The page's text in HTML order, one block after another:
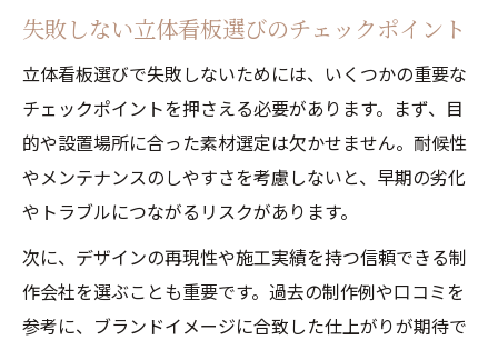
失敗しない立体看板選びのチェックポイント
立体看板選びで失敗しないためには、いくつかの重要な
チェックポイントを押さえる必要があります。まず、目
的や設置場所に合った素材選定は欠かせません。耐候性
やメンテナンスのしやすさを考慮しないと、早期の劣化
やトラブルにつながるリスクがあります。
次に、デザインの再現性や施工実績を持つ信頼できる制
作会社を選ぶことも重要です。過去の制作例や口コミを
参考に、ブランドイメージに合致した仕上がりが期待で